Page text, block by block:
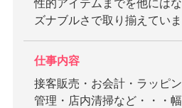
性的アイテムまでを他には
ズナブルさで取り揃えてい
仕事内容
接客販売・お会計・ラッピ
管理・店内清掃など・・・